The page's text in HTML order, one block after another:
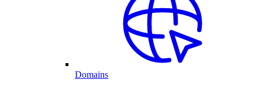
Domains